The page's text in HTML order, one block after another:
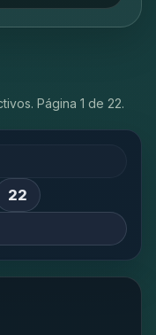
Página 1 de 22.
22